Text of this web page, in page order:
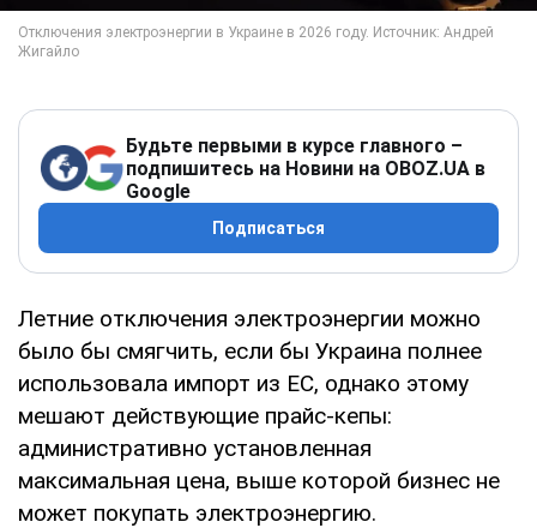
Будьте первыми в курсе главного –
подпишитесь на Новини на OBOZ.UA в
Google
Подписаться
Летние отключения электроэнергии можно
было бы смягчить, если бы Украина полнее
использовала импорт из ЕС, однако этому
мешают действующие прайс-кепы:
административно установленная
максимальная цена, выше которой бизнес не
может покупать электроэнергию.